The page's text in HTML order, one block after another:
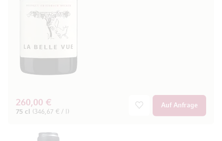
260,00 €
75 cl (346,67 € / l)
Auf Anfrage